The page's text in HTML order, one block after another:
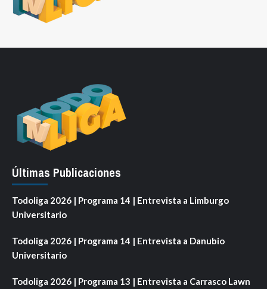
Últimas Publicaciones
Todoliga 2026 | Programa 14 | Entrevista a Limburgo
Universitario
Todoliga 2026 | Programa 14 | Entrevista a Danubio
Universitario
Todoliga 2026 | Programa 13 | Entrevista a Carrasco Lawn